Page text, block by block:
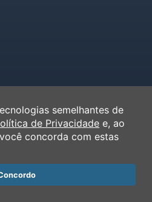
semelhantes de
de Privacidade e, ao
concorda com estas